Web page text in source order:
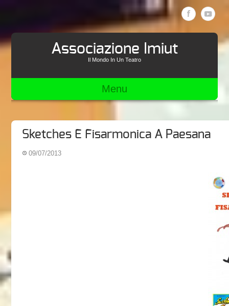
Associazione Imiut
Il Mondo In Un Teatro
Menu
Sketches E Fisarmonica A Paesana
09/07/2013